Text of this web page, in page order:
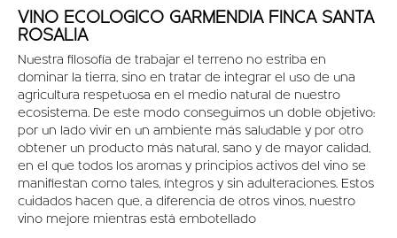
PERDIZ ROJA
HUERTA KM0
OFERTAS
VINO ECOLÓGICO GARMENDIA FINCA SANTA
ROSALIA
Nuestra filosofía de trabajar el terreno no estriba en
dominar la tierra, sino en tratar de integrar el uso de una
agricultura respetuosa en el medio natural de nuestro
ecosistema. De este modo conseguimos un doble objetivo:
por un lado vivir en un ambiente más saludable y por otro
obtener un producto más natural, sano y de mayor calidad,
en el que todos los aromas y principios activos del vino se
manifiestan como tales, íntegros y sin adulteraciones. Estos
cuidados hacen que, a diferencia de otros vinos, nuestro
vino mejore mientras está embotellado